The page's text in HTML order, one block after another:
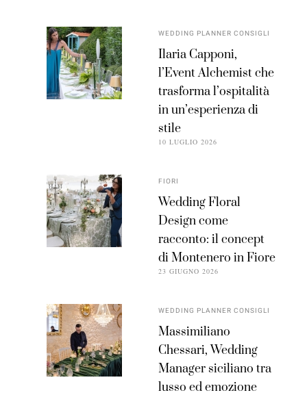
WEDDING PLANNER CONSIGLI
Ilaria Capponi,
l’Event Alchemist che
trasforma l’ospitalità
in un’esperienza di
stile
10 LUGLIO 2026
FIORI
Wedding Floral
Design come
racconto: il concept
di Montenero in Fiore
23 GIUGNO 2026
WEDDING PLANNER CONSIGLI
Massimiliano
Chessari, Wedding
Manager siciliano tra
lusso ed emozione